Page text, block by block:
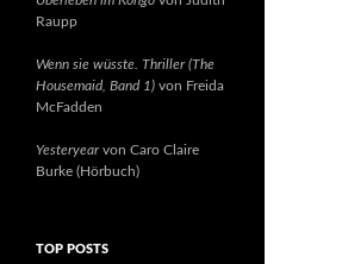
Raupp
Wenn sie wüsste. Thriller (The
Housemaid, Band 1) von Freida
McFadden
Yesteryearvon Caro Claire
Burke (Hörbuch)
TOP POSTS